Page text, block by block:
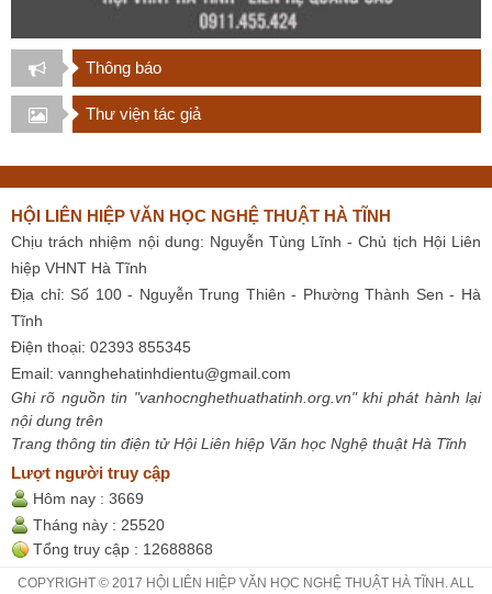
Thông báo
Thư viện tác giả
HỘI LIÊN HIỆP VĂN HỌC NGHỆ THUẬT HÀ TĨNH
Chịu trách nhiệm nội dung: Nguyễn Tùng Lĩnh - Chủ tịch Hội Liên
hiệp VHNT Hà Tĩnh
Địa chỉ: Số 100 - Nguyễn Trung Thiên - Phường Thành Sen - Hà
Tĩnh
Điện thoại: 02393 855345
Email: vannghehatinhdientu@gmail.com
Ghi rõ nguồn tin "vanhocnghethuathatinh.org.vn" khi phát hành lại
nội dung trên
Trang thông tin điện tử Hội Liên hiệp Văn học Nghệ thuật Hà Tĩnh
Lượt người truy cập
Hôm nay : 3669
Tháng này : 25520
Tổng truy cập : 12688868
COPYRIGHT © 2017 HỘI LIÊN HIỆP VĂN HỌC NGHỆ THUẬT HÀ TĨNH. ALL